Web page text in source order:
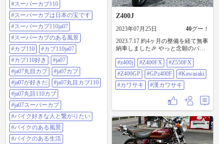
たウインカー。 ⁡ LED化時には、最
初は私がLED化の為にLEDウインカ
ーハーネス(ハーネスキットをベー
スに配線を改造して今もそのまん
ま使ってます。)キット付属品で付
いてたLEDバルブ(1灯式ダイオード
のタイプ)を暫く使ってましたが、
直ぐに切れてしまい、アマゾンで
10個入りで販売してた6灯式ダイオ
ードバルブに交換して使ってまし
た。(画像1枚目) ⁡ 然し、明るいんや
けどバルブベースがブラックで無
点灯時に結構目立つし、点灯時に
綺麗に満遍無く光らず(画像2枚
目)、今回スクラムちゃん用に放射
状にダイオードが配置されたバル
ブベースがシルバーメッキのバル
ブを観付けて購入した物を使いま
した。 ⁡ 勿論、10個入りです☝️😹(画
#スーパーカブ110
#スーパーカブは日本の宝です
#スーパーカブ110ja07
#スーパーカブのある風景
#カブ110
#カブ110ja07
#カブ110好き
#ja07
#ja07丸目カブ
#ja07カブ
#ja07が好きだ
#ja07丸目カブ110
#ja07丸目110カブ
#ja07スーパーカブ
#バイク好きな人と繋がりたい
#バイクのある風景
#バイクのある生活
Z400J
2023年07月25日 40グー！
2023.7.17 約4ヶ月の整備を経て無事
納車しました🎉 やっと念願のバイ
定はとりあえず今の形を楽しみ少
しずつイジって行こうと思います‼️
#Z400J #Z400FX #Z550FX #Z400GP
#GPZ400F #Kawasaki #カワサキ #漢
#z400j #Z400FX
#Z550FX
#Z400GP
#GPz400F
#Kawasaki
#カワサキ
#漢カワサキ